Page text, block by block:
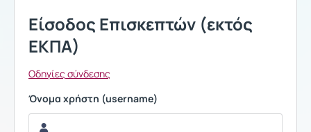
Είσοδος Επισκεπτών (εκτός
ΕΚΠΑ)
Οδηγίες σύνδεσης
Όνομα χρήστη (username)